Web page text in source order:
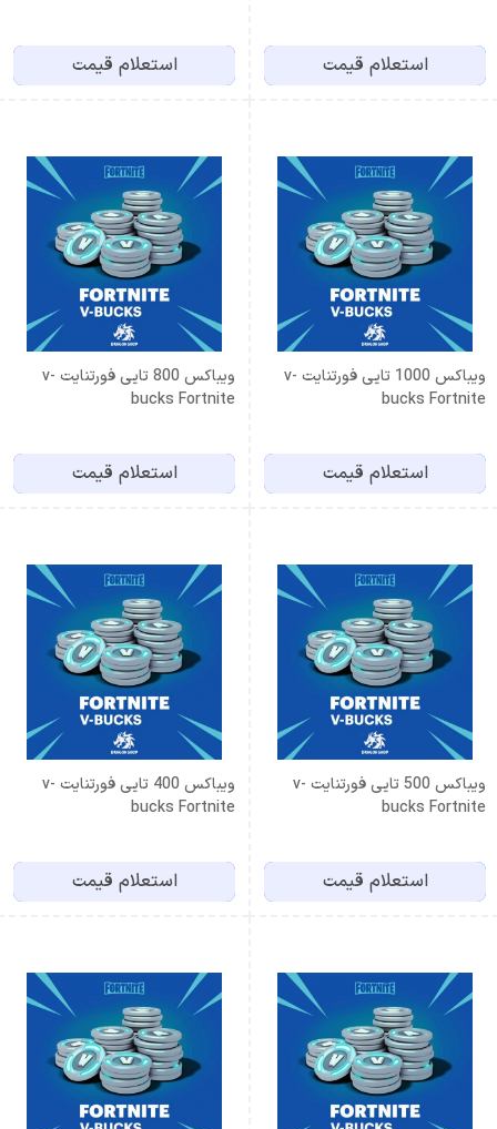
استعلام قیمت استعلام قیمت
ویباکس 1000 تایی فورتنایت v-
bucks Fortnite
استعلام قیمت
ویباکس 800 تایی فورتنایت v-
bucks Fortnite
استعلام قیمت
ویباکس 500 تایی فورتنایت v-
bucks Fortnite
استعلام قیمت
ویباکس 400 تایی فورتنایت v-
bucks Fortnite
استعلام قیمت